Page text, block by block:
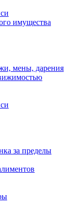
имущества
мены, дарения
за пределы